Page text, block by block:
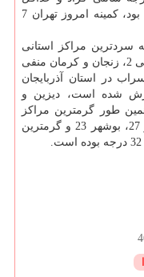
دمای فردا پگاه 8 درجه بالای صفر خواهد بود، كمینه امروز تهران 7
24 ساعت گذشته سردترین مراكز استانی
امروز پگاه شهركرد با منفی 4، همدان منفی 2، زنجان و كرمان منفی
در استان آذربایجان
گزارش شده است، دیزین و
همین طور گرمترین مراكز
استانی بندرعباس با دمای 31 درجه، اهواز 27، بوشهر 23 و گرمترین